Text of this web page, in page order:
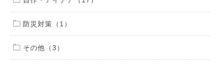
防災対策（1）
その他（3）